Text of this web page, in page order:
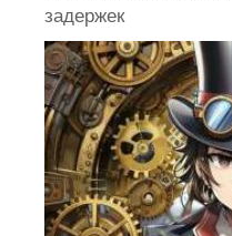
задержек